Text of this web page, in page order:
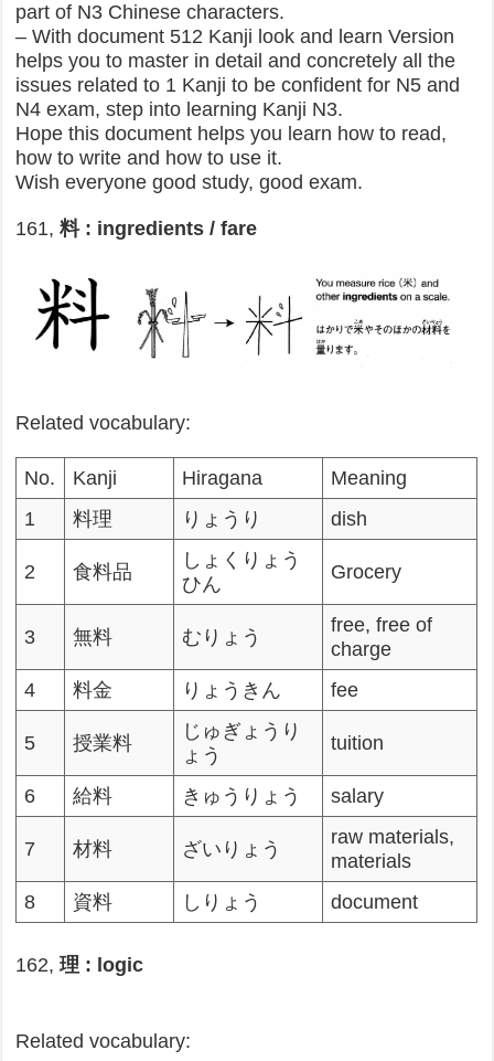
part of N3 Chinese characters.
– With document 512 Kanji look and learn Version
helps you to master in detail and concretely all the
issues related to 1 Kanji to be confident for N5 and
N4 exam, step into learning Kanji N3.
Hope this document helps you learn how to read,
how to write and how to use it.
Wish everyone good study, good exam.
161,料 : ingredients / fare
Related vocabulary:
No. Kanji Hiragana
Meaning
1
料理 りょうり dish
2 食料品
しょくりょう
ひん
Grocery
3 無料 むりょう
free, free of
charge
4
料金 りょうきん fee
5 授業料
じゅぎょうり
ょう
tuition
6 給料 きゅうりょう salary
7 材料 ざいりょう
raw materials,
materials
8
資料 しりょう document
162,理 : logic
Related vocabulary: